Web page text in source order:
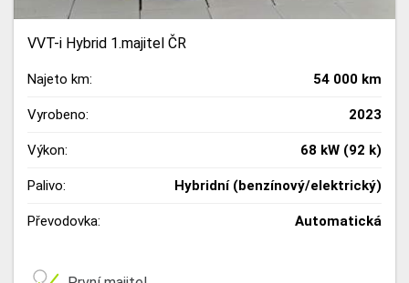
VVT-i Hybrid 1.majitel ČR
Najeto km: 54 000 km
Vyrobeno: 2023
Výkon: 68 kW (92 k)
Palivo: Hybridní (benzínový/elektrický)
Převodovka: Automatická